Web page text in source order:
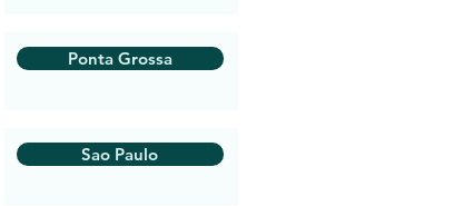
Ponta Grossa
Sao Paulo